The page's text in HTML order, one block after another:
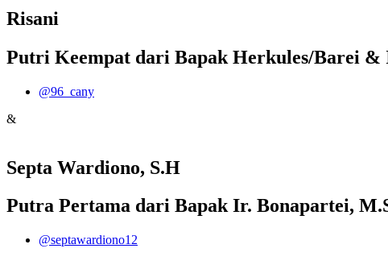
Risani
Putri Keempat dari Bapak Herkules/Barei
@96_cany
&
Septa Wardiono, S.H
Putra Pertama dari Bapak Ir. Bonapartei,
@septawardiono12